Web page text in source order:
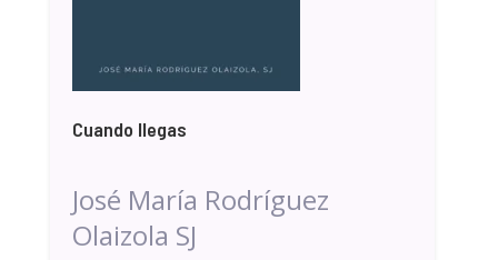
Cuando llegas
José María Rodríguez
Olaizola SJ